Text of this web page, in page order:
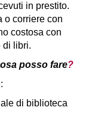
in prestito.
o corriere con
costosa con
di libri.
posso fare?
di biblioteca